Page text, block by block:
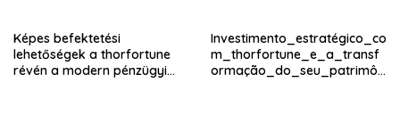
Képes befektetési
lehetőségek a thorfortune
révén a modern pénzügyi
Investimento_estratégico_co
m_thorfortune_e_a_transf
ormação_do_seu_patrimôn